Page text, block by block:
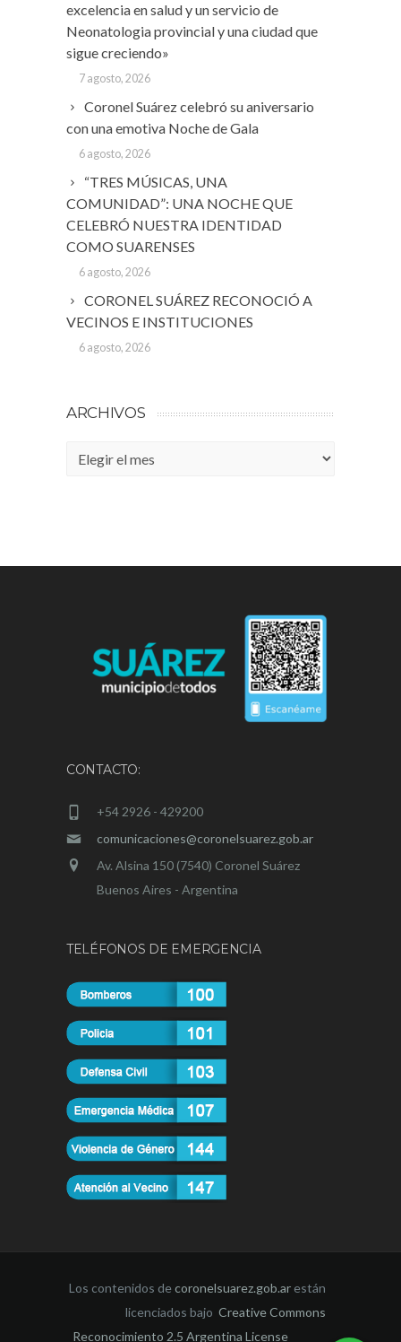
excelencia en salud y un servicio de
Neonatologia provincial y una ciudad que
sigue creciendo»
7 agosto, 2026
Coronel Suárez celebró su aniversario
con una emotiva Noche de Gala
6 agosto, 2026
“TRES MÚSICAS, UNA
COMUNIDAD”: UNA NOCHE QUE
CELEBRÓ NUESTRA IDENTIDAD
COMO SUARENSES
6 agosto, 2026
CORONEL SUÁREZ RECONOCIÓ A
VECINOS E INSTITUCIONES
6 agosto, 2026
ARCHIVOS
Archivos
CONTACTO:
+54 2926 - 429200
comunicaciones@coronelsuarez.gob.ar
Av. Alsina 150 (7540) Coronel Suárez
Buenos Aires - Argentina
TELÉFONOS DE EMERGENCIA
Los contenidos decoronelsuarez.gob.ar están
licenciados bajo Creative Commons
Reconocimiento 2.5 Argentina License